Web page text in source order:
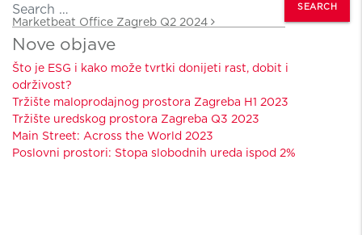
Marketbeat Office Zagreb Q2 2024
Nove objave
Što je ESG i kako može tvrtki donijeti rast, dobit i
održivost?
Tržište maloprodajnog prostora Zagreba H1 2023
Tržište uredskog prostora Zagreba Q3 2023
Main Street: Across the World 2023
Poslovni prostori: Stopa slobodnih ureda ispod 2%